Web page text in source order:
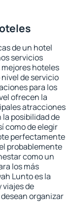
de un hotel
servicios
hoteles
de servicio
para los
ofrecen la
atracciones
posibilidad de
como de elegir
perfectamente
probablemente
como un
los más
Lunto es la
de
organizar